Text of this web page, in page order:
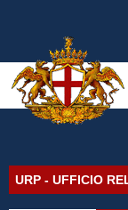
URP - UFFICIO